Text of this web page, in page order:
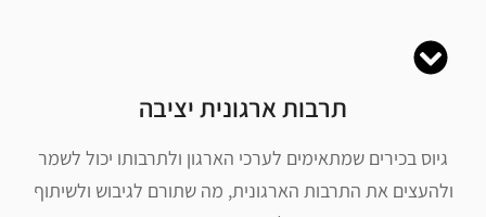
תרבות ארגונית יציבה
גיוס בכירים שמתאימים לערכי הארגון ולתרבותו יכול לשמר
ולהעצים את התרבות הארגונית, מה שתורם לגיבוש ולשיתוף